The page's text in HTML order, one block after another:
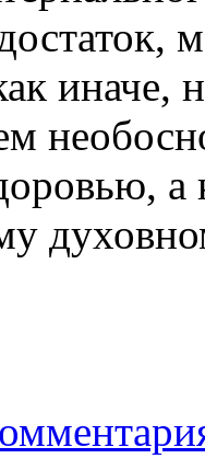
иначе,
а